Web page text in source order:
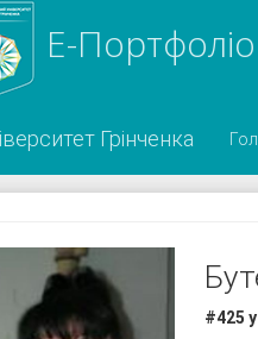
Е-Портфоліо
Грінченка
#425